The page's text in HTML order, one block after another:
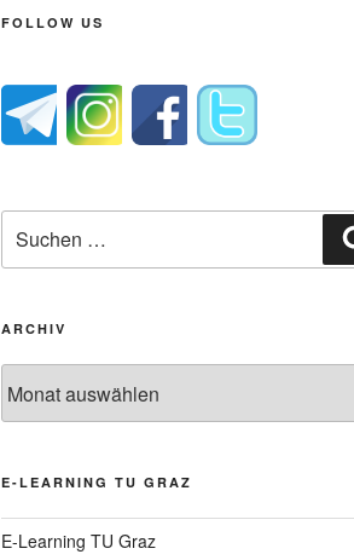
FOLLOW US
nach:
ARCHIV
E-LEARNING TU GRAZ
E-Learning TU Graz